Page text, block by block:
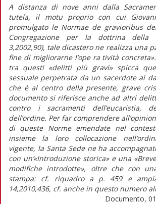
A distanza di nove anni dalla
tutela, il motu proprio con cui
promulgato le Normae de gravioribus
Congregazione per la dottrina della
3,2002,90), tale dicastero ne realizza una
fine di migliorarne l’ope ra tività
tra questi «delitti più gravi» spicca
sessuale perpetrata da un sacerdote ai
che è al centro della presente, grave
documento si riferisce anche ad altri
contro i sacramenti dell’eucaristia,
dell’ordine. Per far comprendere
di queste Norme emendate nel
insieme la loro collocazione
vigente, la Santa Sede ne ha
con un’«Introduzione storica» e una
modifiche introdotte», oltre che con
stampa: cf. riquadro a p. 459 e
14,2010,436, cf. anche in questo numero
Documento,